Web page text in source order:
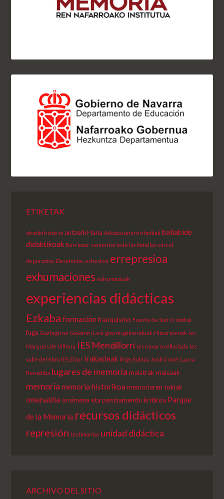
ETIKETAK
ahozko historia antzerki-lana Askatasunaren botilak baliabide
didaktikoak Berriozar cementerio de las botellas cárcel
depurazioa Desafectos erbestea errepresioa
exhumaciones exhumazioak
experiencias didácticas
Ezkaba formación franquismo Fuerte de San Cristóbal
fuga Gaztegune Giovanni Levi giza mugimenduak Hitzarmenak ies
Marqués de Villena IES Mendillorri ies navarro villoslada ies
valle del ebro IES Zizur irakasleak Iñigo Subiza Jordi Guixé Laura
Benadiba lugares de memoria maistrak maisuak
memoria memoria historikoa memoriaren tokiak
omenaldia oroimena eta pentsamendu kritikoa Parque
de la Memoria recursos didácticos
represión testimonios unidad didáctica
ARCHIVO DEL SITIO